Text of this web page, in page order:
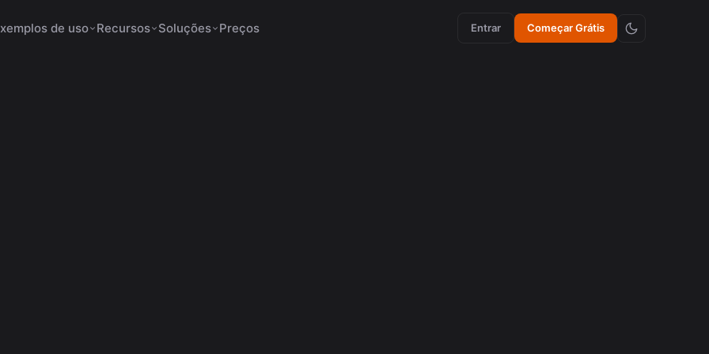
de uso Recursos Soluções Preços Entrar Começar Grátis